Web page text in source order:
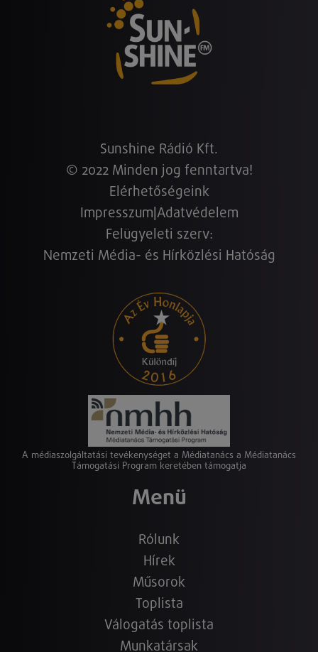
Sunshine Rádió Kft.
© 2022 Minden jog fenntartva!
Elérhetőségeink
Impresszum Adatvédelem
Felügyeleti szerv:
Nemzeti Média- és Hírközlési Hatóság
A médiaszolgáltatási tevékenységet a Médiatanács a Médiatanács
Támogatási Program keretében támogatja
Menü
Rólunk
Hírek
Műsorok
Toplista
Válogatás toplista
Munkatársak